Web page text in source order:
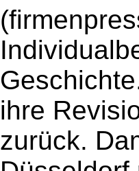
ihre
zurück.